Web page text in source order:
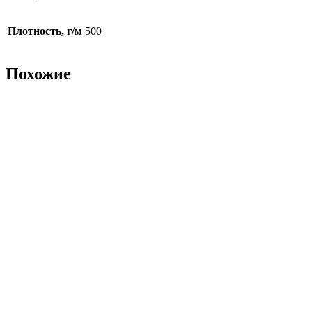
Плотность, г/м 500
Похожие